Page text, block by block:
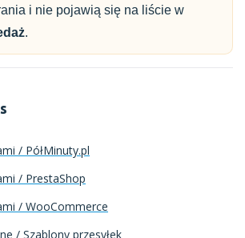
i nie pojawią się na liście w
.
/ PółMinuty.pl
/ PrestaShop
/ WooCommerce
/ Szablony przesyłek